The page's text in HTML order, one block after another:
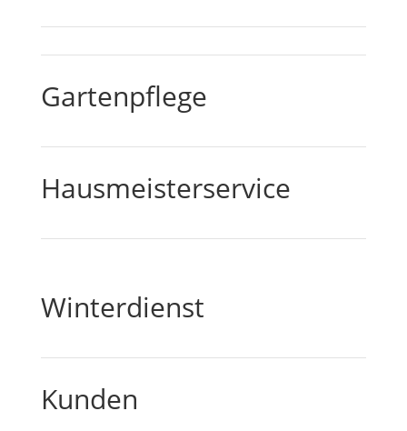
Gartenpflege
Hausmeisterservice
Winterdienst
Kunden